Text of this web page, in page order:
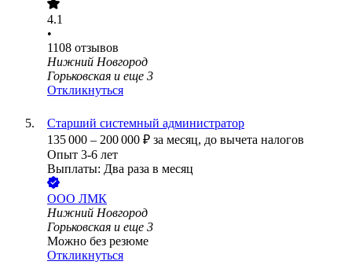
4.1
•
1108 отзывов
Нижний Новгород
Горьковская и еще 3
Откликнуться
Старший системный администратор
135 000 – 200 000 ₽ за месяц, до вычета налогов
Опыт 3-6 лет
Выплаты: Два раза в месяц
ООО ЛМК
Нижний Новгород
Горьковская и еще 3
Можно без резюме
Откликнуться